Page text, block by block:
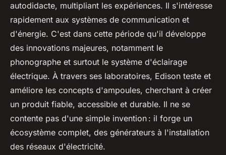
autodidacte, multipliant les expériences. Il s'intéresse
rapidement aux systèmes de communication et
d'énergie. C'est dans cette période qu'il développe
des innovations majeures, notamment le
phonographe et surtout le système d'éclairage
électrique. À travers ses laboratoires, Edison teste et
améliore les concepts d'ampoules, cherchant à créer
un produit fiable, accessible et durable. Il ne se
contente pas d'une simple invention : il forge un
écosystème complet, des générateurs à l'installation
des réseaux d'électricité.